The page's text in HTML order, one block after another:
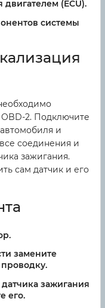
(ECU).
системы
OBD-2. Подключите
и
соединения и
зажигания.
сам датчик и его
замените
зажигания
его.